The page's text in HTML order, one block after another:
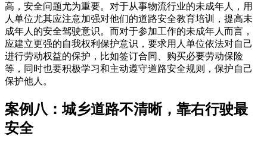
高，安全问题尤为重要。对于从事物流行业的未成年人，用
人单位尤其应注意加强对他们的道路安全教育培训，提高未
成年人的安全驾驶意识。而对于参加工作的未成年人而言，
应建立更强的自我权利保护意识，要求用人单位依法对自己
进行劳动权益的保护，比如签订合同、购买必要劳动保险
等，同时也要积极学习和主动遵守道路安全规则，保护自己
保护他人。
案例八：城乡道路不清晰，靠右行驶最
安全